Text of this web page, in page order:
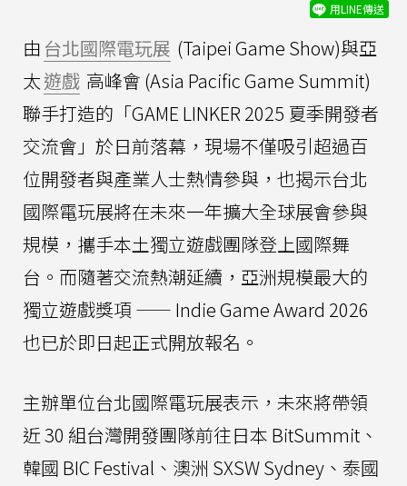
用LINE傳送
由 台北國際電玩展 (Taipei Game Show)與亞
太遊戲 高峰會 (Asia Pacific Game Summit)
聯手打造的「GAME LINKER 2025 夏季開發者
交流會」於日前落幕，現場不僅吸引超過百
位開發者與產業人士熱情參與，也揭示台北
國際電玩展將在未來一年擴大全球展會參與
規模，攜手本土獨立遊戲團隊登上國際舞
台。而隨著交流熱潮延續，亞洲規模最大的
獨立遊戲獎項 —— Indie Game Award 2026
也已於即日起正式開放報名。
主辦單位台北國際電玩展表示，未來將帶領
近 30 組台灣開發團隊前往日本 BitSummit、
韓國 BIC Festival、澳洲 SXSW Sydney、泰國